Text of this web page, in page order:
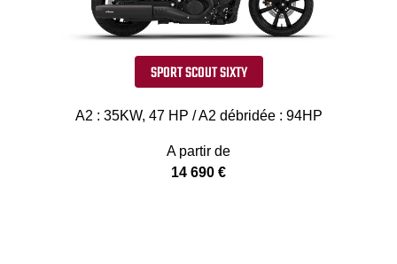
SPORT SCOUT SIXTY
A2 : 35KW, 47 HP / A2 débridée : 94HP
A partir de
14 690 €